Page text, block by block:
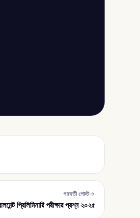
পরবর্তী পোস্ট
প্রিলিমিনারি পরীক্ষার প্রশ্ন ২০২৫